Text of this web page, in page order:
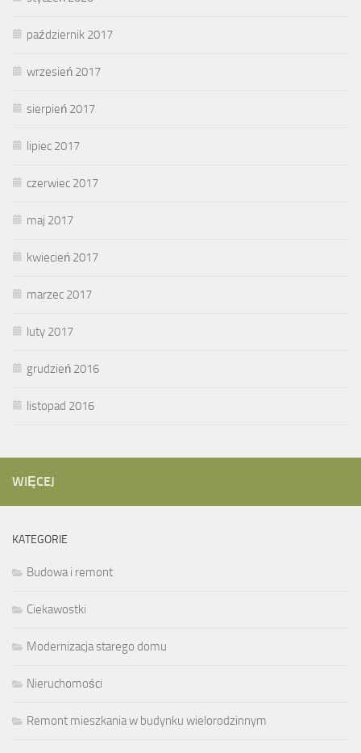
październik 2017
wrzesień 2017
sierpień 2017
lipiec 2017
czerwiec 2017
maj 2017
kwiecień 2017
marzec 2017
luty 2017
grudzień 2016
listopad 2016
WIĘCEJ
KATEGORIE
Budowa i remont
Ciekawostki
Modernizacja starego domu
Nieruchomości
Remont mieszkania w budynku wielorodzinnym